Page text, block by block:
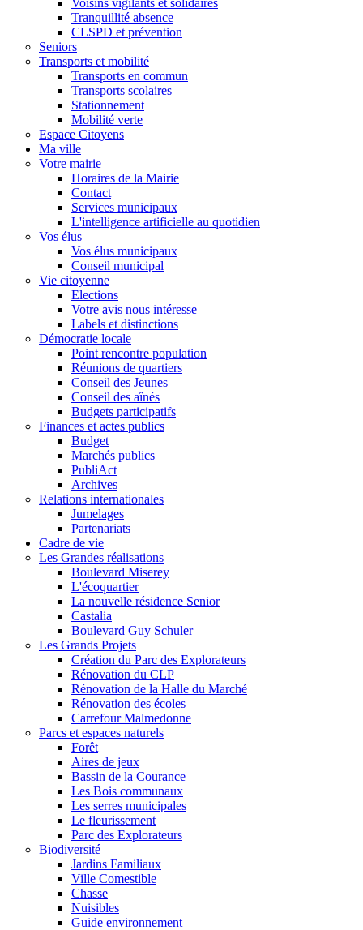
Voisins vigilants et solidaires
Tranquillité absence
CLSPD et prévention
Seniors
Transports et mobilité
Transports en commun
Transports scolaires
Stationnement
Mobilité verte
Espace Citoyens
Ma ville
Votre mairie
Horaires de la Mairie
Contact
Services municipaux
L'intelligence artificielle au quotidien
Vos élus
Vos élus municipaux
Conseil municipal
Vie citoyenne
Elections
Votre avis nous intéresse
Labels et distinctions
Démocratie locale
Point rencontre population
Réunions de quartiers
Conseil des Jeunes
Conseil des aînés
Budgets participatifs
Finances et actes publics
Budget
Marchés publics
PubliAct
Archives
Relations internationales
Jumelages
Partenariats
Cadre de vie
Les Grandes réalisations
Boulevard Miserey
L'écoquartier
La nouvelle résidence Senior
Castalia
Boulevard Guy Schuler
Les Grands Projets
Création du Parc des Explorateurs
Rénovation du CLP
Rénovation de la Halle du Marché
Rénovation des écoles
Carrefour Malmedonne
Parcs et espaces naturels
Forêt
Aires de jeux
Bassin de la Courance
Les Bois communaux
Les serres municipales
Le fleurissement
Parc des Explorateurs
Biodiversité
Jardins Familiaux
Ville Comestible
Chasse
Nuisibles
Guide environnement